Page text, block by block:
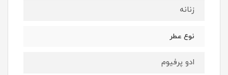
زنانه
نوع عطر
ادو پرفیوم